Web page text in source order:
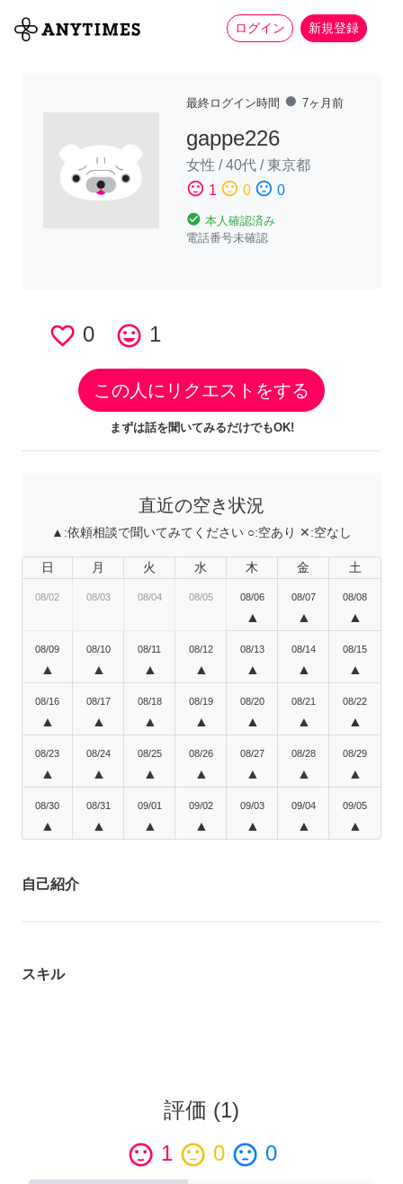
ログイン 新規登録
全て 家事 more_horiz
最終ログイン時間 fiber_manual_record 7ヶ月前
gappe226
女性 /40代 /東京都
sentiment_satisfied 1 sentiment_neutral 0 sentiment_dissatisfied 0
check_circle 本人確認済み
電話番号未確認
favorite_border 0 tag_faces 1
この人にリクエストをする
まずは話を聞いてみるだけでもOK!
直近の空き状況
▲:依頼相談で聞いてみてください ○:空あり ✕:空なし
日 月 火 水 木 金 土
08/02 08/03 08/04 08/05 08/06
▲
08/07
▲
08/08
▲
08/09
▲
08/10
▲
08/11
▲
08/12
▲
08/13
▲
08/14
▲
08/15
▲
08/16
▲
08/17
▲
08/18
▲
08/19
▲
08/20
▲
08/21
▲
08/22
▲
08/23
▲
08/24
▲
08/25
▲
08/26
▲
08/27
▲
08/28
▲
08/29
▲
08/30
▲
08/31
▲
09/01
▲
09/02
▲
09/03
▲
09/04
▲
09/05
▲
自己紹介
スキル
評価 (1)
sentiment_satisfied 1 sentiment_neutral 0 sentiment_dissatisfied 0